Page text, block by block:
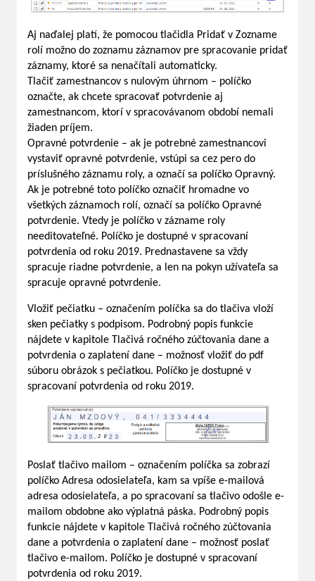
Aj naďalej platí, že pomocou tlačidla Pridať v Zozname
rolí možno do zoznamu záznamov pre spracovanie pridať
záznamy, ktoré sa nenačítali automaticky.
Tlačiť zamestnancov s nulovým úhrnom – políčko
označte, ak chcete spracovať potvrdenie aj
zamestnancom, ktorí v spracovávanom období nemali
žiaden príjem.
Opravné potvrdenie – ak je potrebné zamestnancovi
vystaviť opravné potvrdenie, vstúpi sa cez pero do
príslušného záznamu roly, a označí sa políčko Opravný.
Ak je potrebné toto políčko označiť hromadne vo
všetkých záznamoch rolí, označí sa políčko Opravné
potvrdenie. Vtedy je políčko v zázname roly
needitovateľné. Políčko je dostupné v spracovaní
potvrdenia od roku 2019. Prednastavene sa vždy
spracuje riadne potvrdenie, a len na pokyn užívateľa sa
spracuje opravné potvrdenie.
Vložiť pečiatku – označením políčka sa do tlačiva vloží
sken pečiatky s podpisom. Podrobný popis funkcie
nájdete v kapitole Tlačivá ročného zúčtovania dane a
potvrdenia o zaplatení dane – možnosť vložiť do pdf
súboru obrázok s pečiatkou. Políčko je dostupné v
spracovaní potvrdenia od roku 2019.
Poslať tlačivo mailom – označením políčka sa zobrazí
políčko Adresa odosielateľa, kam sa vpíše e-mailová
adresa odosielateľa, a po spracovaní sa tlačivo odošle e-
mailom obdobne ako výplatná páska. Podrobný popis
funkcie nájdete v kapitole Tlačivá ročného zúčtovania
dane a potvrdenia o zaplatení dane – možnosť poslať
tlačivo e-mailom. Políčko je dostupné v spracovaní
potvrdenia od roku 2019.